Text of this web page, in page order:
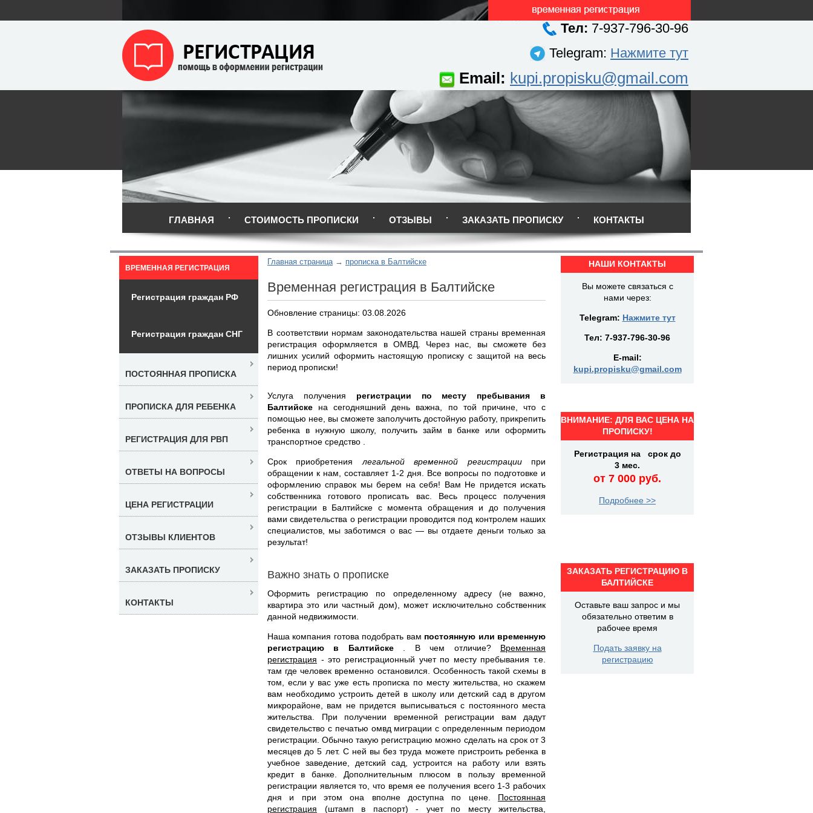
Тел: 7-937-796-30-96
Telegram: Нажмите тут
Email: kupi.propisku@gmail.com
ГЛАВНАЯ СТОИМОСТЬ ПРОПИСКИ ОТЗЫВЫ ЗАКАЗАТЬ ПРОПИСКУ КОНТАКТЫ
Главная страница прописка в Балтийске
Временная регистрация в Балтийске
Обновление страницы: 03.08.2026
В соответствии нормам законодательства нашей страны временная
регистрация оформляется в ОМВД. Через нас, вы сможете без
лишних усилий оформить настоящую прописку с защитой на весь
период прописки!
Услуга получения регистрации по месту пребывания в
Балтийске на сегодняшний день важна, по той причине, что с
помощью нее, вы сможете заполучить достойную работу, прикрепить
ребенка в нужную школу, получить займ в банке или оформить
транспортное средство .
Срок приобретения легальной временной регистрации при
обращении к нам, составляет 1-2 дня. Все вопросы по подготовке и
оформлению справок мы берем на себя! Вам Не придется искать
собственника готового прописать вас. Весь процесс получения
регистрации в Балтийске с момента обращения и до получения
вами свидетельства о регистрации проводится под контролем наших
специалистов, мы заботимся о вас — вы отдаете деньги только за
результат!
Важно знать о прописке
Оформить регистрацию по определенному адресу (не важно,
квартира это или частный дом), может исключительно собственник
данной недвижимости.
Наша компания готова подобрать вам постоянную или временную
регистрацию в Балтийске
. В чем отличие? Временная
регистрация - это регистрационный учет по месту пребывания т.е.
там где человек временно остановился. Особенность такой схемы в
том, если у вас уже есть прописка по месту жительства, но скажем
вам необходимо устроить детей в школу или детский сад в другом
микрорайоне, вам не придется выписываться с постоянного места
жительства. При получении временной регистрации вам дадут
свидетельство с печатью омвд миграции с определенным периодом
регистрации. Обычно такую регистрацию можно сделать на срок от 3
месяцев до 5 лет. С ней вы без труда можете пристроить ребенка в
учебное заведение, детский сад, устроится на работу или взять
кредит в банке. Дополнительным плюсом в пользу временной
регистрации является то, что время ее получения всего 1-3 рабочих
дня и при этом она вполне доступна по цене. Постоянная
регистрация (штамп в паспорт) - учет по месту жительства,
ВРЕМЕННАЯ РЕГИСТРАЦИЯ
Регистрация граждан РФ
Регистрация граждан СНГ
ПОСТОЯННАЯ ПРОПИСКА
ПРОПИСКА ДЛЯ РЕБЕНКА
РЕГИСТРАЦИЯ ДЛЯ РВП
ОТВЕТЫ НА ВОПРОСЫ
ЦЕНА РЕГИСТРАЦИИ
ОТЗЫВЫ КЛИЕНТОВ
ЗАКАЗАТЬ ПРОПИСКУ
КОНТАКТЫ
НАШИ КОНТАКТЫ
Вы можете связаться с
нами через:
Telegram: Нажмите тут
Тел: 7-937-796-30-96
E-mail:
kupi.propisku@gmail.com
ВНИМАНИЕ: ДЛЯ ВАС ЦЕНА НА
ПРОПИСКУ!
Регистрация на срок до
3 мес.
от 7 000 руб.
Подробнее >>
ЗАКАЗАТЬ РЕГИСТРАЦИЮ В
БАЛТИЙСКЕ
Оставьте ваш запрос и мы
обязательно ответим в
рабочее время
Подать заявку на
регистрацию